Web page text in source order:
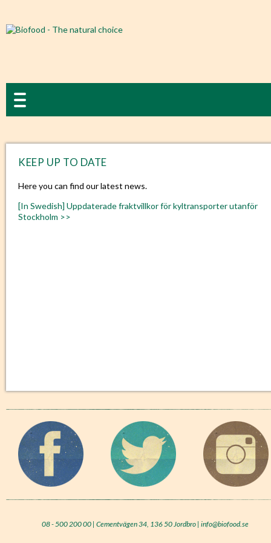
KEEP UP TO DATE
Here you can find our latest news.
[In Swedish] Uppdaterade fraktvillkor för kyltransporter utanför
Stockholm >>
08 - 500 200 00 | Cementvägen 34, 136 50 Jordbro | info@biofood.se